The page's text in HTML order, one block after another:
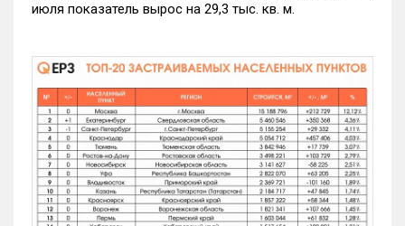
июля показатель вырос на 29,3 тыс. кв. м.